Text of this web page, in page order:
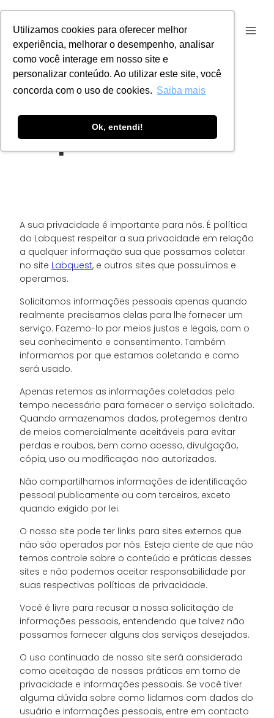
Utilizamos cookies para oferecer melhor
experiência, melhorar o desempenho, analisar
como você interage em nosso site e
personalizar conteúdo. Ao utilizar este site, você
concorda com o uso de cookies. Saiba mais
Ok, entendi!
Conteúdo
Política de
privacidade
A sua privacidade é importante para nós. É política
do Labquest respeitar a sua privacidade em relação
a qualquer informação sua que possamos coletar
no site Labquest, e outros sites que possuímos e
operamos.
Solicitamos informações pessoais apenas quando
realmente precisamos delas para lhe fornecer um
serviço. Fazemo-lo por meios justos e legais, com o
seu conhecimento e consentimento. Também
informamos por que estamos coletando e como
será usado.
Apenas retemos as informações coletadas pelo
tempo necessário para fornecer o serviço solicitado.
Quando armazenamos dados, protegemos dentro
de meios comercialmente aceitáveis ​​para evitar
perdas e roubos, bem como acesso, divulgação,
cópia, uso ou modificação não autorizados.
Não compartilhamos informações de identificação
pessoal publicamente ou com terceiros, exceto
quando exigido por lei.
O nosso site pode ter links para sites externos que
não são operados por nós. Esteja ciente de que não
temos controle sobre o conteúdo e práticas desses
sites e não podemos aceitar responsabilidade por
suas respectivas políticas de privacidade.
Você é livre para recusar a nossa solicitação de
informações pessoais, entendendo que talvez não
possamos fornecer alguns dos serviços desejados.
O uso continuado de nosso site será considerado
como aceitação de nossas práticas em torno de
privacidade e informações pessoais. Se você tiver
alguma dúvida sobre como lidamos com dados do
usuário e informações pessoais, entre em contacto